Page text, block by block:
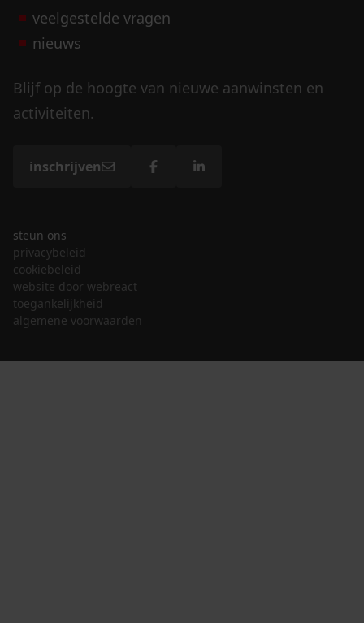
veelgestelde vragen
nieuws
Blijf op de hoogte van nieuwe aanwinsten en
activiteiten.
inschrijven
steun ons
privacybeleid
cookiebeleid
website door webreact
toegankelijkheid
algemene voorwaarden